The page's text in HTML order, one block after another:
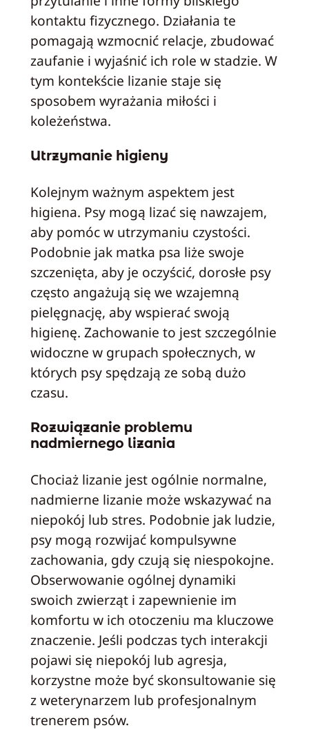
kontaktu fizycznego. Działania te
pomagają wzmocnić relacje, zbudować
zaufanie i wyjaśnić ich role w stadzie. W
tym kontekście lizanie staje się
sposobem wyrażania miłości i
koleżeństwa.
Utrzymanie higieny
Kolejnym ważnym aspektem jest
higiena. Psy mogą lizać się nawzajem,
aby pomóc w utrzymaniu czystości.
Podobnie jak matka psa liże swoje
szczenięta, aby je oczyścić, dorosłe psy
często angażują się we wzajemną
pielęgnację, aby wspierać swoją
higienę. Zachowanie to jest szczególnie
widoczne w grupach społecznych, w
których psy spędzają ze sobą dużo
czasu.
Rozwiązanie problemu
nadmiernego lizania
Chociaż lizanie jest ogólnie normalne,
nadmierne lizanie może wskazywać na
niepokój lub stres. Podobnie jak ludzie,
psy mogą rozwijać kompulsywne
zachowania, gdy czują się niespokojne.
Obserwowanie ogólnej dynamiki
swoich zwierząt i zapewnienie im
komfortu w ich otoczeniu ma kluczowe
znaczenie. Jeśli podczas tych interakcji
pojawi się niepokój lub agresja,
korzystne może być skonsultowanie się
z weterynarzem lub profesjonalnym
trenerem psów.